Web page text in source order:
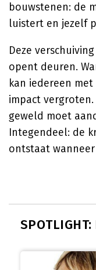
bouwstenen: de
luistert en jezelf
Deze
opent deuren.
kan iedereen
impact
geweld moet
Integendeel: de
ontstaat